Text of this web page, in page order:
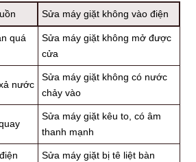
Sửa máy giặt không vào điện
quá
Sửa máy giặt không mở được
cửa
nước
Sửa máy giặt không có nước
chảy vào
Sửa máy giặt kêu to, có âm
thanh mạnh
Sửa máy giặt bị tê liệt bàn